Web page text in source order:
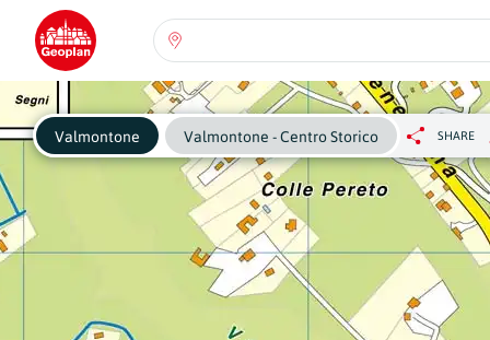
Abruzzo
Regione
Basilicata
Regione
Calabria
Regione
Campania
Regione
Valmontone Valmontone - Centro Storico SHARE